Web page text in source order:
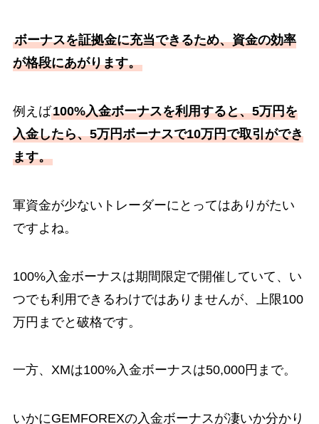
ボーナスを証拠金に充当できるため、資金の効率
が格段にあがります。
例えば100%入金ボーナスを利用すると、5万円を
入金したら、5万円ボーナスで10万円で取引ができ
ます。
軍資金が少ないトレーダーにとってはありがたい
ですよね。
100%入金ボーナスは期間限定で開催していて、い
つでも利用できるわけではありませんが、上限100
万円までと破格です。
一方、XMは100%入金ボーナスは50,000円まで。
いかにGEMFOREXの入金ボーナスが凄いか分かり